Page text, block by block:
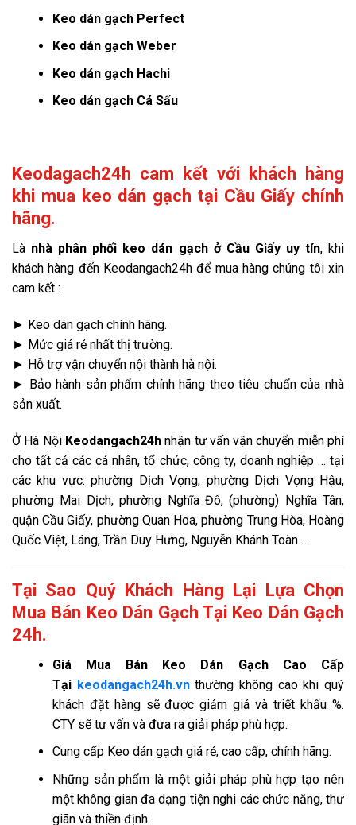
Keo dán gạch Perfect
Keo dán gạch Weber
Keo dán gạch Hachi
Keo dán gạch Cá Sấu
Keodagach24h cam kết với khách hàng
khi mua keo dán gạch tại Cầu Giấy chính
hãng.
Là nhà phân phối keo dán gạch ở Cầu Giấy uy tín, khi
khách hàng đến Keodangach24h để mua hàng chúng tôi xin
cam kết :
► Keo dán gạch chính hãng.
► Mức giá rẻ nhất thị trường.
► Hỗ trợ vận chuyển nội thành hà nội.
► Bảo hành sản phẩm chính hãng theo tiêu chuẩn của nhà
sản xuất.
Ở Hà Nội Keodangach24hnhận tư vấn vận chuyển miễn phí
cho tất cả các cá nhân, tổ chức, công ty, doanh nghiệp … tại
các khu vực: phường Dịch Vọng, phường Dịch Vọng Hậu,
phường Mai Dịch, phường Nghĩa Đô, (phường) Nghĩa Tân,
quận Cầu Giấy, phường Quan Hoa, phường Trung Hòa, Hoàng
Quốc Việt, Láng, Trần Duy Hưng, Nguyễn Khánh Toàn …
Tại Sao Quý Khách Hàng Lại Lựa Chọn
Mua Bán Keo Dán Gạch Tại Keo Dán Gạch
24h.
Giá Mua Bán Keo Dán Gạch Cao Cấp
Tại keodangach24h.vn thường không cao khi quý
khách đặt hàng sẽ được giảm giá và triết khấu %.
CTY sẽ tư vấn và đưa ra giải pháp phù hợp.
Cung cấp Keo dán gạch giá rẻ, cao cấp, chính hãng.
Những sản phẩm là một giải pháp phù hợp tạo nên
một không gian đa dạng tiện nghi các chức năng, thư
giãn và thiền định.